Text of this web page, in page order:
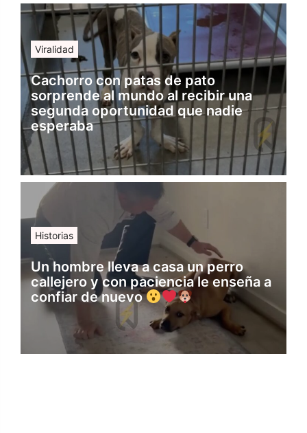
Viralidad
Cachorro con patas de pato
sorprende al mundo al recibir una
segunda oportunidad que nadie
esperaba
Historias
Un hombre lleva a casa un perro
callejero y con paciencia le enseña a
confiar de nuevo